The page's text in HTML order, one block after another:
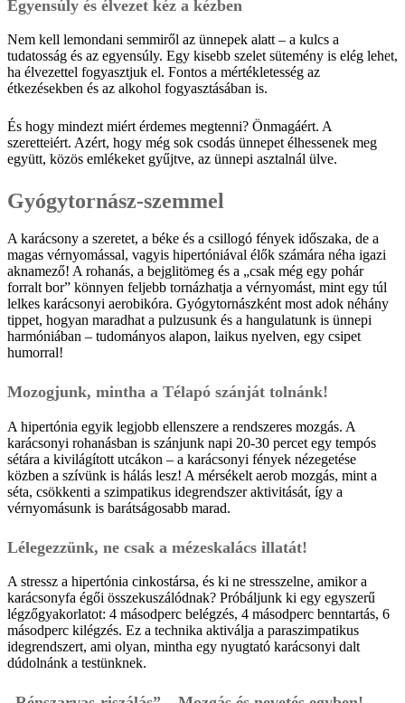
Egyensúly és élvezet kéz a kézben
Nem kell lemondani semmiről az ünnepek alatt – a kulcs a
tudatosság és az egyensúly. Egy kisebb szelet sütemény is elég lehet,
ha élvezettel fogyasztjuk el. Fontos a mértékletesség az
étkezésekben és az alkohol fogyasztásában is.
És hogy mindezt miért érdemes megtenni? Önmagáért. A
szeretteiért. Azért, hogy még sok csodás ünnepet élhessenek meg
együtt, közös emlékeket gyűjtve, az ünnepi asztalnál ülve.
Gyógytornász-szemmel
A karácsony a szeretet, a béke és a csillogó fények időszaka, de a
magas vérnyomással, vagyis hipertóniával élők számára néha igazi
aknamező! A rohanás, a bejglitömeg és a „csak még egy pohár
forralt bor” könnyen feljebb tornázhatja a vérnyomást, mint egy túl
lelkes karácsonyi aerobik­óra. Gyógytornászként most adok néhány
tippet, hogyan maradhat a pulzusunk és a hangulatunk is ünnepi
harmóniában – tudományos alapon, laikus nyelven, egy csipet
humorral!
Mozogjunk, mintha a Télapó szánját tolnánk!
A hipertónia egyik legjobb ellenszere a rendszeres mozgás. A
karácsonyi rohanásban is szánjunk napi 20-30 percet egy tempós
sétára a kivilágított utcákon – a karácsonyi fények nézegetése
közben a szívünk is hálás lesz! A mérsékelt aerob mozgás, mint a
séta, csökkenti a szimpatikus idegrendszer aktivitását, így a
vérnyomásunk is barátságosabb marad.
Lélegezzünk, ne csak a mézeskalács illatát!
A stressz a hipertónia cinkostársa, és ki ne stresszelne, amikor a
karácsonyfa égői összekuszálódnak? Próbáljunk ki egy egyszerű
légzőgyakorlatot: 4 másodperc belégzés, 4 másodperc benntartás, 6
másodperc kilégzés. Ez a technika aktiválja a paraszimpatikus
idegrendszert, ami olyan, mintha egy nyugtató karácsonyi dalt
dúdolnánk a testünknek.